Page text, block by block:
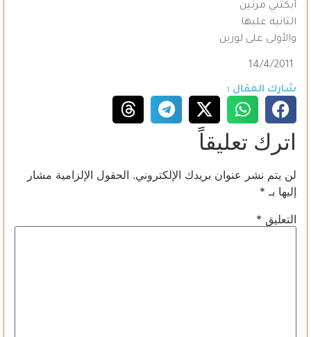
أبكتني مرتين
الثانية عليها
والأولى على لورين
شارك المقال :
اترك تعليقاً
لن يتم نشر عنوان بريدك الإلكتروني. الحقول الإلزامية مشار
إليها بـ *
التعليق *